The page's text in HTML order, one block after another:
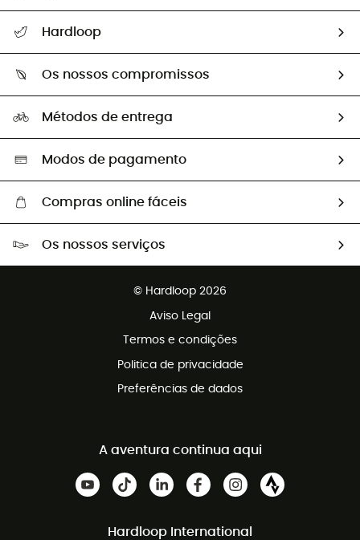
Guia de tamanhos
Trocas & Devoluções
Hardloop
Os nossos embaixadores
Os nossos compromissos
Seleção eco-responsável
Métodos de entrega
Modos de pagamento
Compras online fáceis
Os nossos serviços
© Hardloop 2026
Aviso Legal
Termos e condições
Politica de privacidade
Preferências de dados
A aventura continua aqui
Hardloop International